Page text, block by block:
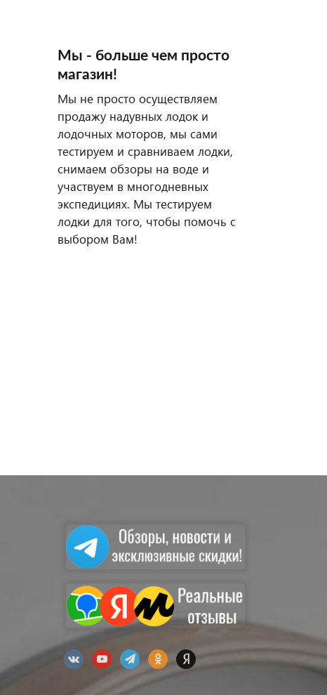
Мы - больше чем просто
магазин!
Мы не просто осуществляем
продажу надувных лодок и
лодочных моторов, мы сами
тестируем и сравниваем лодки,
снимаем обзоры на воде и
участвуем в многодневных
экспедициях. Мы тестируем
лодки для того, чтобы помочь с
выбором Вам!